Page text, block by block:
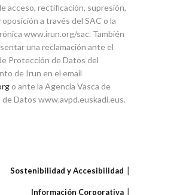
acceso, rectificación, supresión,
a través del SAC o la
www.irun.org/sac. También
una reclamación ante el
Protección de Datos del
de Irun en el email
o ante la Agencia Vasca de
Datos www.avpd.euskadi.eus.
Sostenibilidad y Accesibilidad
Información Corporativa